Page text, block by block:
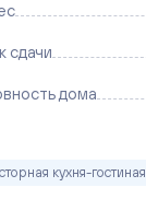
сдачи
дома
кухня-гостиная